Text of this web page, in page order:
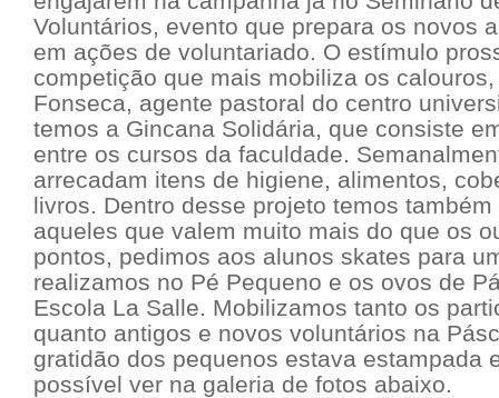
Voluntários, evento que prepara os novos
em ações de voluntariado. O estímulo
competição que mais mobiliza os
Fonseca, agente pastoral do centro
temos a Gincana Solidária, que consiste
entre os cursos da faculdade.
arrecadam itens de higiene, alimentos,
livros. Dentro desse projeto temos
aqueles que valem muito mais do que os
pontos, pedimos aos alunos skates para
realizamos no Pé Pequeno e os ovos de
Escola La Salle. Mobilizamos tanto os
quanto antigos e novos voluntários na
gratidão dos pequenos estava estampada
possível ver na galeria de fotos abaixo.